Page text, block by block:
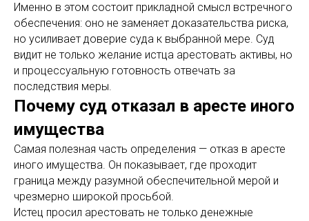
Именно в этом состоит прикладной смысл встречного
обеспечения: оно не заменяет доказательства риска,
но усиливает доверие суда к выбранной мере. Суд
видит не только желание истца арестовать активы, но
и процессуальную готовность отвечать за
последствия меры.
Почему суд отказал в аресте иного
имущества
Самая полезная часть определения — отказ в аресте
иного имущества. Он показывает, где проходит
граница между разумной обеспечительной мерой и
чрезмерно широкой просьбой.
Истец просил арестовать не только денежные